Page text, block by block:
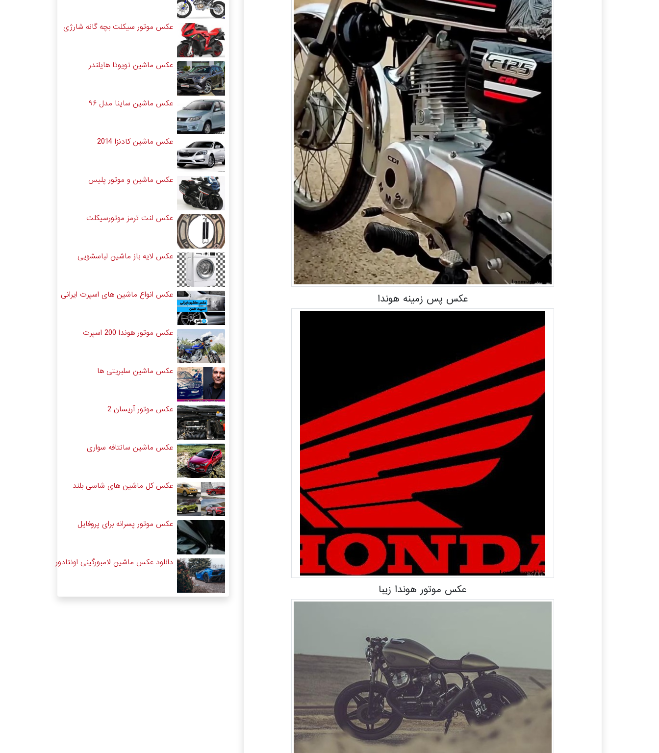
عکس پس زمینه هوندا
عکس موتور هوندا زیبا
عکس موتور سیکلت بچه گانه شارژی
عکس ماشین تویوتا هایلندر
عکس ماشین ساینا مدل ۹۶
عکس ماشین کادنزا 2014
عکس ماشین و موتور پلیس
عکس لنت ترمز موتورسیکلت
عکس لایه باز ماشین لباسشویی
عکس انواع ماشین های اسپرت ایرانی
عکس موتور هوندا 200 اسپرت
عکس ماشین سلبریتی ها
عکس موتور آریسان 2
عکس ماشین سانتافه سواری
عکس کل ماشین های شاسی بلند
عکس موتور پسرانه برای پروفایل
دانلود عکس ماشین لامبورگینی اونتادور